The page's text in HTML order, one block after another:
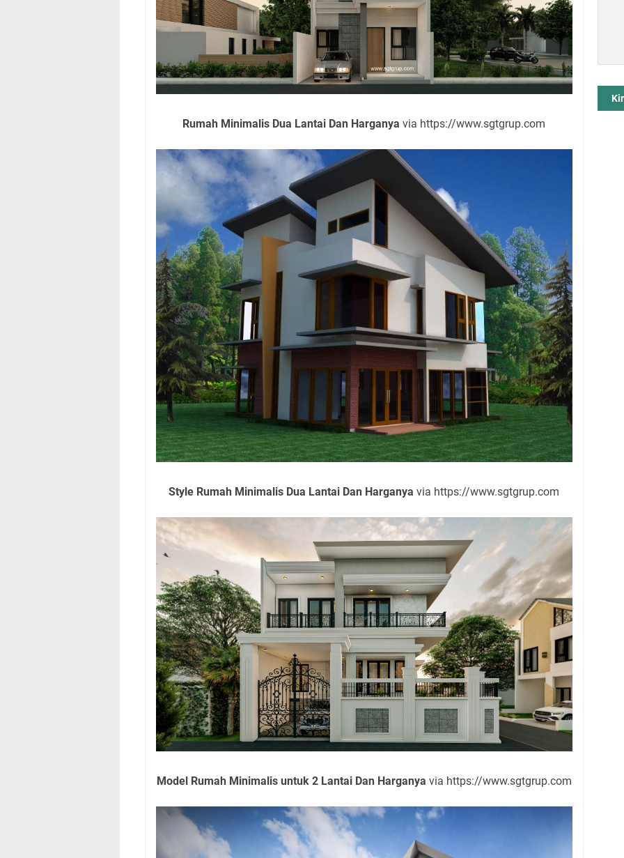
Rumah Minimalis Dua Lantai Dan Harganya via https://www.sgtgrup.com
Style Rumah Minimalis Dua Lantai Dan Harganya via https://www.sgtgrup.com
Model Rumah Minimalis untuk 2 Lantai Dan Harganya via https://www.sgtgrup.com